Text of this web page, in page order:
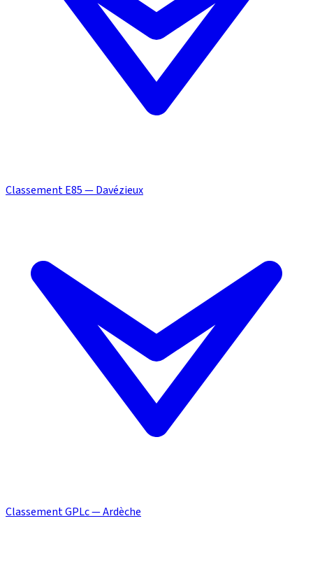
Classement E85 — Davézieux
Classement GPLc — Ardèche